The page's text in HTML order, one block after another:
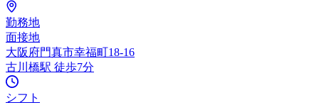
勤務地
面接地
大阪府門真市幸福町18-16
古川橋駅 徒歩7分
シフト